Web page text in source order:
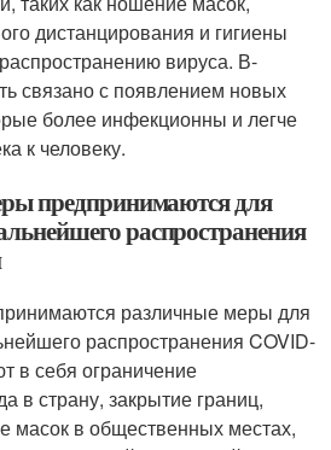
дистанцирования и гигиены
вируса. В-
связано с появлением новых
более инфекционны и легче
к человеку.
предпринимаются для
распространения
различные меры для
распространения COVID-
в себя ограничение
в страну, закрытие границ,
масок в общественных местах,